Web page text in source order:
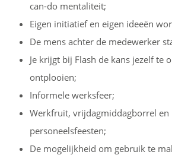
can-do mentaliteit;
Eigen initiatief en eigen ideeën
De mens achter de medewerker
Je krijgt bij Flash de kans jezelf te
ontplooien;
Informele werksfeer;
Werkfruit, vrijdagmiddagborrel en
personeelsfeesten;
De mogelijkheid om gebruik te